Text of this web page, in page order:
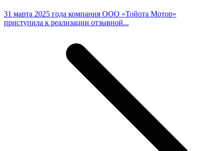
31 марта 2025 года компания ООО «Тойота Мотор»
приступила к реализации отзывной...